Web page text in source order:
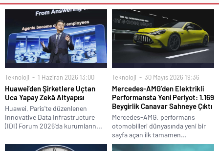
Teknoloji 1 Haziran 2026 13:00
Huawei’den Şirketlere Uçtan
Uca Yapay Zekâ Altyapısı
Huawei, Paris'te düzenlenen
Innovative Data Infrastructure
(IDI) Forum 2026'da kurumların...
Teknoloji 30 Mayıs 2026 19:36
Mercedes-AMG’den Elektrikli
Performansta Yeni Periyot: 1.169
Beygirlik Canavar Sahneye Çıktı
Mercedes-AMG, performans
otomobilleri dünyasında yeni bir
sayfa açan ilk tamamen...